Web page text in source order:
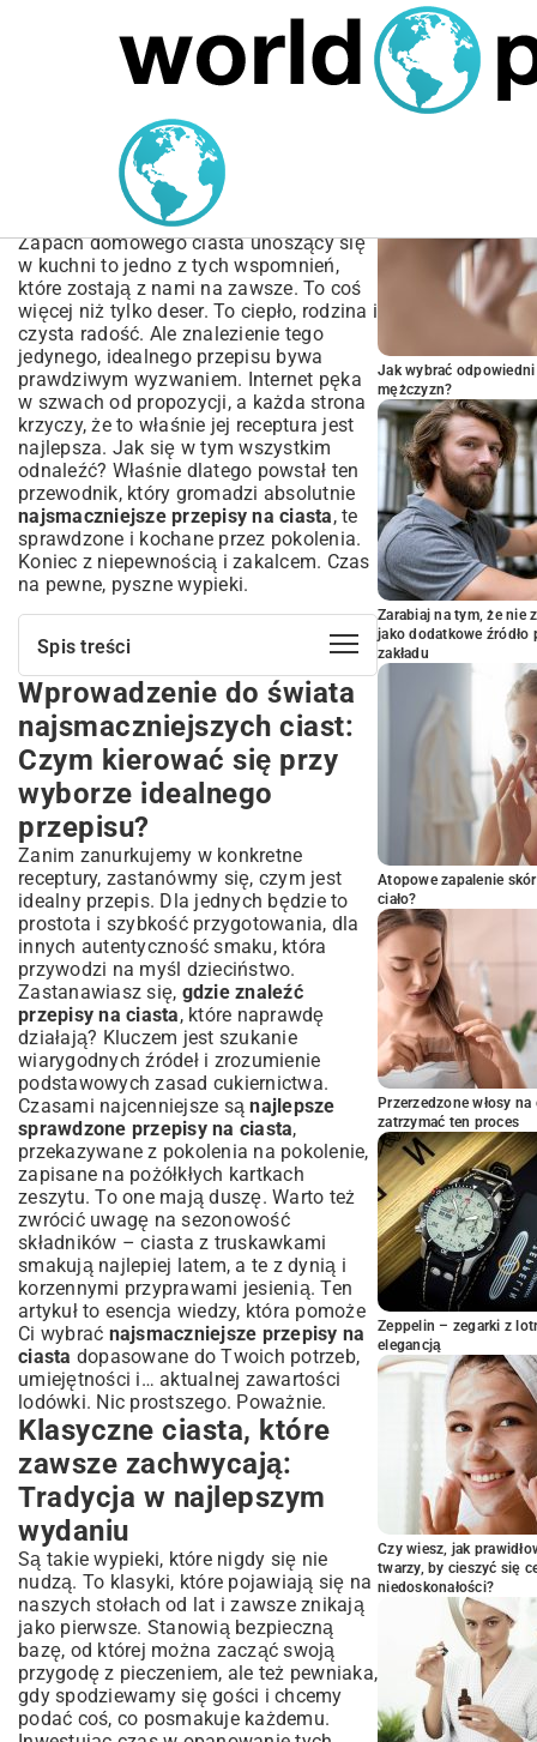
MARIUSZ ŁAMAGA 04.10.2025
Najsmaczniejsze Przepisy
na Ciasta – Twoje
Kompendium Wypieków
Zapach domowego ciasta unoszący się
w kuchni to jedno z tych wspomnień,
które zostają z nami na zawsze. To coś
więcej niż tylko deser. To ciepło, rodzina i
czysta radość. Ale znalezienie tego
jedynego, idealnego przepisu bywa
prawdziwym wyzwaniem. Internet pęka
w szwach od propozycji, a każda strona
krzyczy, że to właśnie jej receptura jest
najlepsza. Jak się w tym wszystkim
odnaleźć? Właśnie dlatego powstał ten
przewodnik, który gromadzi absolutnie
najsmaczniejsze przepisy na ciasta, te
sprawdzone i kochane przez pokolenia.
Koniec z niepewnością i zakalcem. Czas
na pewne, pyszne wypieki.
Spis treści
Wprowadzenie do świata
najsmaczniejszych ciast: Czym kierować
się przy wyborze idealnego przepisu?
Klasyczne ciasta, które zawsze
zachwycają: Tradycja w najlepszym
wydaniu
Sernik idealny: Jak przygotować kremowy
sernik z twarogu wiejskiego?
Niezawodne ciasto czekoladowe: Sekret
głębokiego smaku
Owoce w roli głównej: Przepisy na lekkie
i orzeźwiające wypieki
Tort owocowy dla dzieci i dorosłych:
Świeżość i kolor na talerzu
Ciasto wiśniowe z kruszonką: Połączenie
słodyczy i kwaśności
Szybkie i proste ciasta: Gdy brakuje
czasu na pieczenie
Ekspresowe ciasto bananowe: Słodka
przekąska w kilka chwil
5-składnikowe ciasta: Minimalizm w
kuchni, maksimum smaku
Sekrety udanych wypieków: Porady i triki
dla każdego cukiernika
Wybór składników: Jakość, która ma
znaczenie
Techniki pieczenia: Jak uniknąć
najczęstszych błędów?
Podsumowanie: Twoja cukiernicza
przygoda dopiero się zaczyna!
Wprowadzenie do świata
najsmaczniejszych ciast:
Czym kierować się przy
wyborze idealnego
przepisu?
Zanim zanurkujemy w konkretne
receptury, zastanówmy się, czym jest
idealny przepis. Dla jednych będzie to
prostota i szybkość przygotowania, dla
innych autentyczność smaku, która
przywodzi na myśl dzieciństwo.
Zastanawiasz się, gdzie znaleźć
przepisy na ciasta, które naprawdę
działają? Kluczem jest szukanie
wiarygodnych źródeł i zrozumienie
podstawowych zasad cukiernictwa.
Czasami najcenniejsze sąnajlepsze
sprawdzone przepisy na ciasta,
przekazywane z pokolenia na pokolenie,
zapisane na pożółkłych kartkach
zeszytu. To one mają duszę. Warto też
zwrócić uwagę na sezonowość
składników – ciasta z truskawkami
smakują najlepiej latem, a te z dynią i
korzennymi przyprawami jesienią. Ten
artykuł to esencja wiedzy, która pomoże
Ci wybrać najsmaczniejsze przepisy na
ciasta dopasowane do Twoich potrzeb,
umiejętności i… aktualnej zawartości
lodówki. Nic prostszego. Poważnie.
Klasyczne ciasta, które
zawsze zachwycają:
Tradycja w najlepszym
wydaniu
Są takie wypieki, które nigdy się nie
nudzą. To klasyki, które pojawiają się na
naszych stołach od lat i zawsze znikają
jako pierwsze. Stanowią bezpieczną
bazę, od której można zacząć swoją
przygodę z pieczeniem, ale też pewniaka,
gdy spodziewamy się gości i chcemy
podać coś, co posmakuje każdemu.
Jak wybrać
mężczyzn?
Zarabiaj na tym, że nie
jako dodatkowe
zakładu
Atopowe zapalenie
ciało?
Przerzedzone włosy
zatrzymać ten proces
Zeppelin – zegarki z
elegancją
Czy wiesz, jak
twarzy, by cieszyć się
niedoskonałości?